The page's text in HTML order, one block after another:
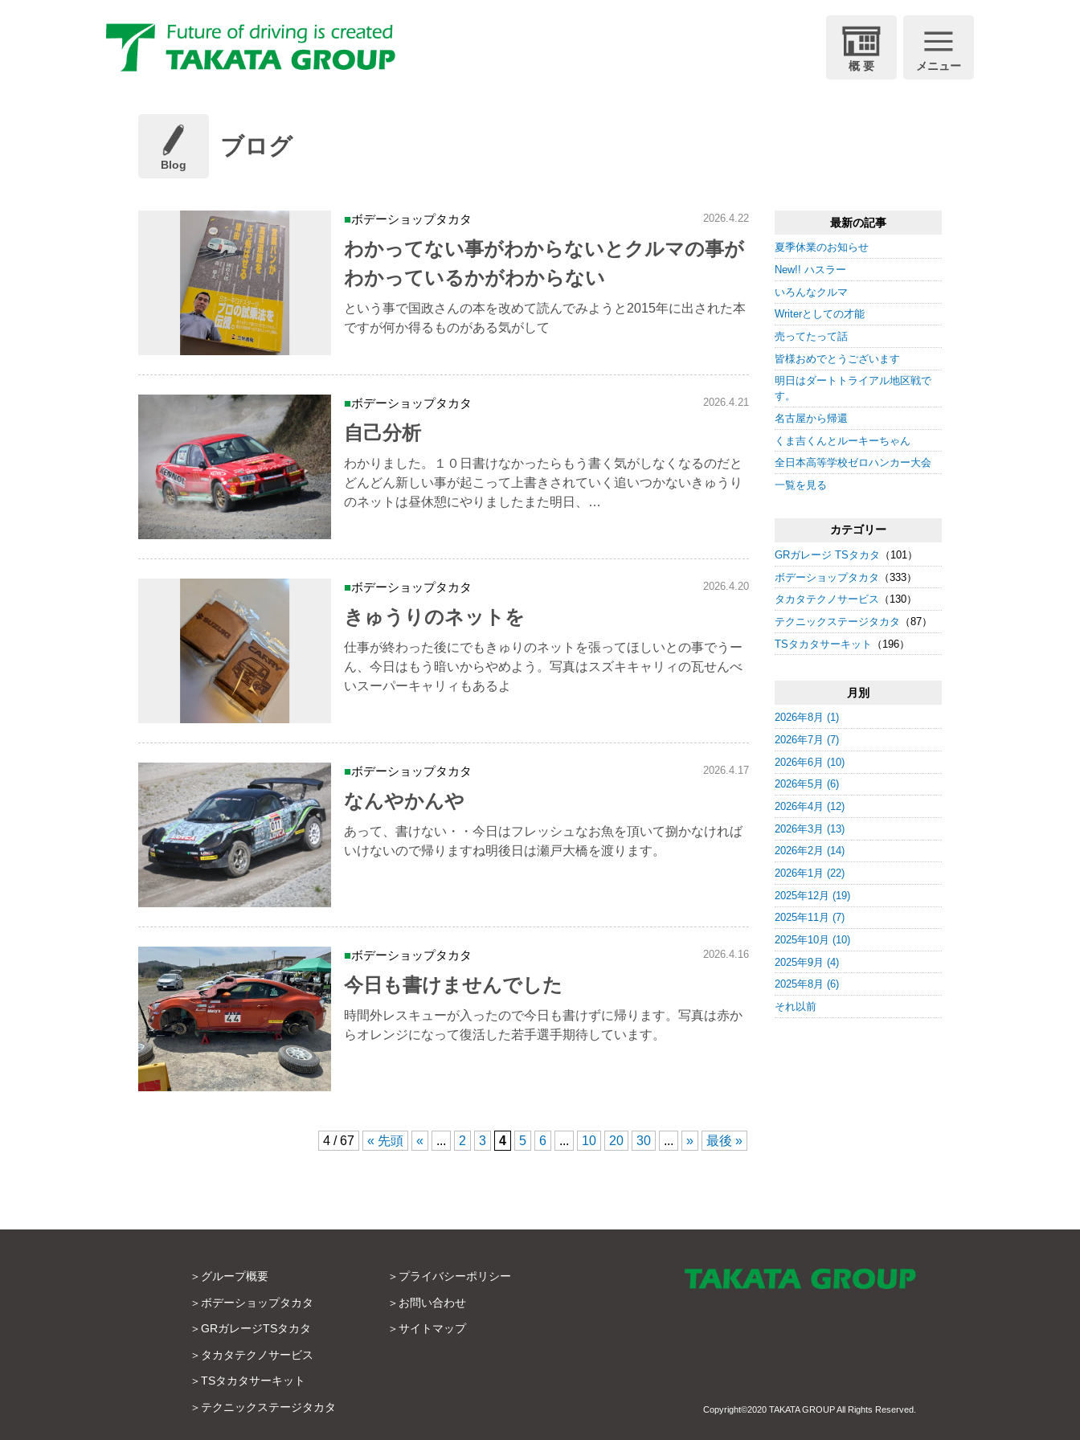
概 要 メニュー
Blog
ブログ
ボデーショップタカタ 2026.4.22
わかってない事がわからないとクルマの事が
わかっているかがわからない
という事で国政さんの本を改めて読んでみようと2015年に出された本
ですが何か得るものがある気がして
ボデーショップタカタ 2026.4.21
自己分析
わかりました。１０日書けなかったらもう書く気がしなくなるのだと
どんどん新しい事が起こって上書きされていく追いつかないきゅうり
のネットは昼休憩にやりましたまた明日、…
ボデーショップタカタ 2026.4.20
きゅうりのネットを
仕事が終わった後にでもきゅりのネットを張ってほしいとの事でうー
ん、今日はもう暗いからやめよう。写真はスズキキャリィの瓦せんべ
いスーパーキャリィもあるよ
ボデーショップタカタ 2026.4.17
なんやかんや
あって、書けない・・今日はフレッシュなお魚を頂いて捌かなければ
いけないので帰りますね明後日は瀬戸大橋を渡ります。
ボデーショップタカタ 2026.4.16
今日も書けませんでした
時間外レスキューが入ったので今日も書けずに帰ります。写真は赤か
らオレンジになって復活した若手選手期待しています。
4 / 67 « 先頭 « ... 2 3 4 5 6 ... 10 20 30 ... » 最後 »
最新の記事
夏季休業のお知らせ
New!! ハスラー
いろんなクルマ
Writerとしての才能
売ってたって話
皆様おめでとうございます
明日はダートトライアル地区戦で
す。
名古屋から帰還
くま吉くんとルーキーちゃん
全日本高等学校ゼロハンカー大会
一覧を見る
カテゴリー
GRガレージ TSタカタ
（101）
ボデーショップタカタ
（333）
タカタテクノサービス （130）
テクニックステージタカタ
（87）
TSタカタサーキット
（196）
月別
2026年8月 (1)
2026年7月 (7)
2026年6月 (10)
2026年5月 (6)
2026年4月 (12)
2026年3月 (13)
2026年2月 (14)
2026年1月 (22)
2025年12月 (19)
2025年11月 (7)
2025年10月 (10)
2025年9月 (4)
2025年8月 (6)
それ以前
グループ概要
ボデーショップタカタ
GRガレージTSタカタ
タカタテクノサービス
TSタカタサーキット
テクニックステージタカタ
プライバシーポリシー
お問い合わせ
サイトマップ
Copyright©2020 TAKATA GROUPAll Rights Reserved.